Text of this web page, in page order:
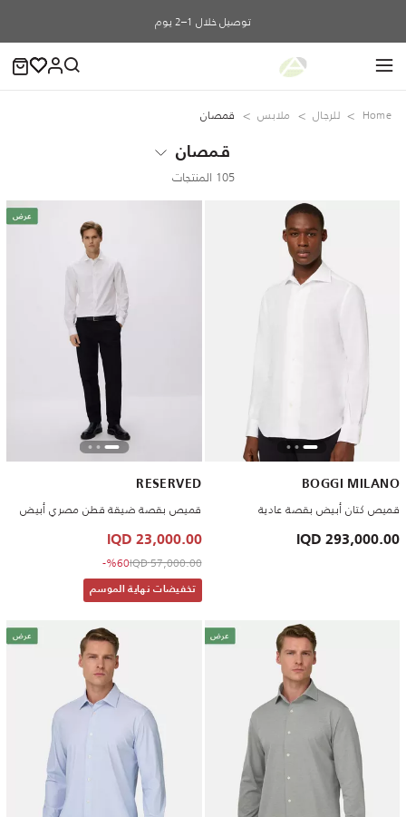
توصيل خلال 1–2 يوم
Home للرجال ملابس قمصان
قمصان
105 المنتجات
BOGGI MILANO
قميص كتان أبيض بقصة عادية
293,000.00 IQD
RESERVED
قميص بقصة ضيقة قطن مصري أبيض
23,000.00 IQD
Price reduced from
57,000.00 IQD
to 23,000.00 IQD
%60-
تخفيضات نهاية الموسم